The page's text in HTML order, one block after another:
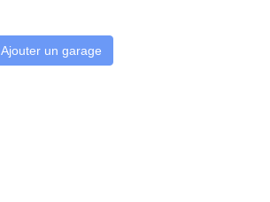
Ajouter un garage